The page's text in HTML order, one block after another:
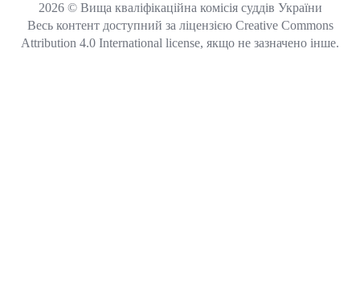
2026 © Вища кваліфікаційна комісія суддів України
Весь контент доступний за ліцензією Creative Commons
Attribution 4.0 International license, якщо не зазначено інше.